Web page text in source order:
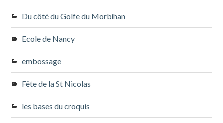
Du côté du Golfe du Morbihan
Ecole de Nancy
embossage
Fête de la St Nicolas
les bases du croquis